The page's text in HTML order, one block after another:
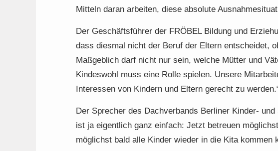
Mitteln daran arbeiten, diese absolute
Der Geschäftsführer der FRÖBEL Bildung und
dass diesmal nicht der Beruf der Eltern entscheidet,
Maßgeblich darf nicht nur sein, welche Mütter und
Kindeswohl muss eine Rolle spielen. Unsere
Interessen von Kindern und Eltern gerecht zu
Der Sprecher des Dachverbands Berliner Kinder-
ist ja eigentlich ganz einfach: Jetzt betreuen
möglichst bald alle Kinder wieder in die Kita kommen